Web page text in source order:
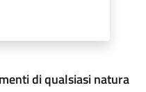
di qualsiasi natura